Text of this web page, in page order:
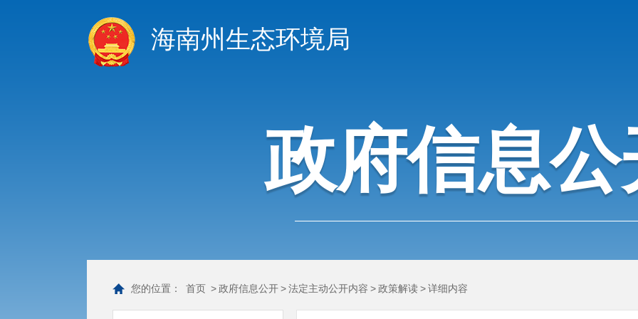
海南州生态环境局
政府信息公
您的位置： 首页 >政府信息公开>法定主动公开内容 >政策解读>详细内容